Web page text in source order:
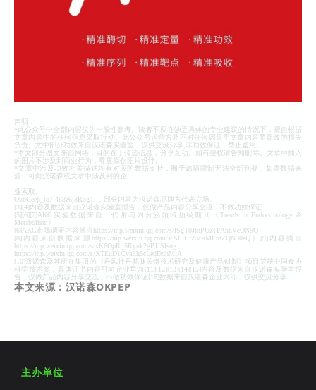
声明：
*此公众号中全部内容仅为一般性参考。读者不应在缺乏具体的专业建议的情况下，擅自根据
文章内容中的任何信息采取行动。此公众号运营方将不对任何因采用文章内容而导致的损失
负责。文中部分功效来自汉诺森实验室，仅供交流分享,非功效保证，禁止盗用。
*本文部分图文来自网络，目的在于传递信息，分享互动。如有侵权请告知删除。文章中插入
的图片不涉及到商业行为，尊重原创图片设计。
*文章中涉及功效相关描述均有对应的数据支持，囿于篇幅限制无法全部刊登，如需数据来
源，可向汉诺森或文章中涉及到的企
业索取。
ObbCeep_to7-488z6j3Rog），部分内容为汉诺森品牌方代表立场。
[3][4]内容及数据来自汉诺森实验室报告，仅做产品内容分享交流，不做功效保证
[5][6][7]AKG实验数据来自：代谢与内分泌领域顶级期刊《Trends in Endocrinology &
Metabolism》
[6]AKG市场调研内容摘自https://mp.weixin.qq.com/s/fSgT0JlnPUzTFAhhVcON9Q
[8]内容来自数据来源https://mp.weixin.qq.com/s/AIiIHfZ5t-rMFrdZQN30eQ）[9]内容摘自
https://mp.weixin.qq.com/s/xK6OpR_5Ryuk2gBlJSIsng；
https://mp.weixin.qq.com/s/XTEuD1CvaEh5cLedDdhMlA
[10]汉诺森及其所在集团的《丹凤牡丹花肽关键技术研究及健康产品创制》项目荣获中国食协
科学技术奖，具体证书内容可向企业垂询[11][12][13][14][15]内容及数据来自汉诺森实验室报
告，仅做产品内容分享交流，不做功效保证[16]数据来自汉诺森企业内部，仅供交流分享
本文来源：汉诺森OKPEP
主办单位